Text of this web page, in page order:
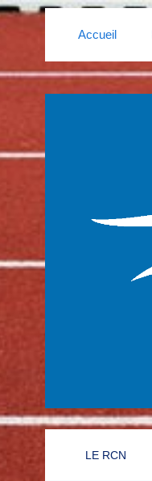
Accueil
LE RCN